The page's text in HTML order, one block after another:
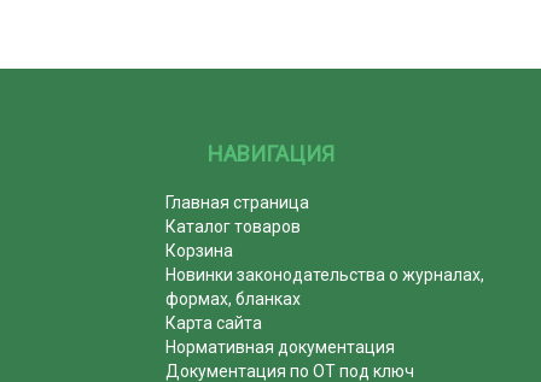
НАВИГАЦИЯ
Главная страница
Каталог товаров
Корзина
Новинки законодательства о журналах,
формах, бланках
Карта сайта
Нормативная документация
Документация по ОТ под ключ